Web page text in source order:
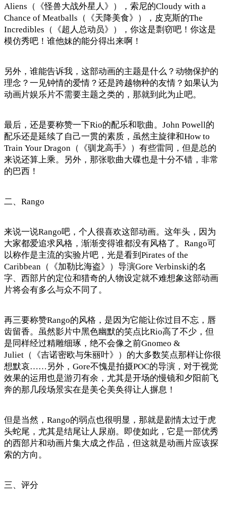
Aliens（《怪兽大战外星人》），索尼的Cloudy with a
Chance of Meatballs（《天降美食》），皮克斯的The
Incredibles（《超人总动员》），你这是剽窃吧！你这是
模仿秀吧！谁他妹的能分得出来啊！
另外，谁能告诉我，这部动画的主题是什么？动物保护的
理念？一见钟情的爱情？还是跨越物种的友情？如果认为
动画片娱乐片不需要主题之类的，那就到此为止吧。
最后，还是要称赞一下Rio的配乐和歌曲。John Powell的
配乐还是延续了自己一贯的素质，虽然主旋律和How to
Train Your Dragon（《驯龙高手》）有些雷同，但是总的
来说还算上乘。另外，那张歌曲大碟也是十分不错，非常
的巴西！
二、Rango
来说一说Rango吧，个人很喜欢这部动画。这年头，因为
大家都爱追求风格，渐渐变得谁都没有风格了。Rango可
以称作是主流的实验片吧，光是看到Pirates of the
Caribbean（《加勒比海盗》）导演Gore Verbinski的名
字、西部片的定位和猎奇的人物设定就不难想象这部动画
片将会有多么与众不同了。
再三要称赞Rango的风格，是因为它能让你过目不忘，唇
齿留香。虽然影片中黑色幽默的笑点比Rio高了不少，但
是同样经过精雕细琢，绝不会像之前Gnomeo &
Juliet（《吉诺密欧与朱丽叶》）的大多数笑点那样让你很
想默哀……另外，Gore不愧是拍摄POC的导演，对于视觉
效果的运用也是游刃有余，尤其是开场的慢镜和夕阳前飞
奔的那几段场景实在是美仑美奂得让人摒息！
但是当然，Rango的弱点也很明显，那就是剧情太过于虎
头蛇尾，尤其是结尾让人尿崩。即使如此，它是一部优秀
的西部片和动画片集大成之作品，但这就是动画片应该探
索的方向。
三、评分